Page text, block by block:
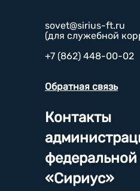
sovet@sirius-ft.ru
(для служебной
+7 (862) 448-00-02
Обратная связь
Контакты
«Сириус»